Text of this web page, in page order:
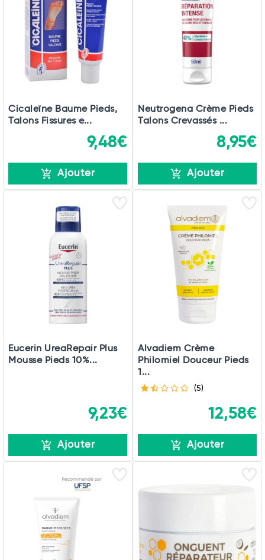
Cicaleïne Baume Pieds,
Talons Fissures e...
9,48€
Ajouter
Neutrogena Crème Pieds
Talons Crevassés ...
8,95€
Ajouter
Eucerin UreaRepair Plus
Mousse Pieds 10%...
9,23€
Ajouter
Alvadiem Crème
Philomiel Douceur Pieds
1...
(5)
12,58€
Ajouter